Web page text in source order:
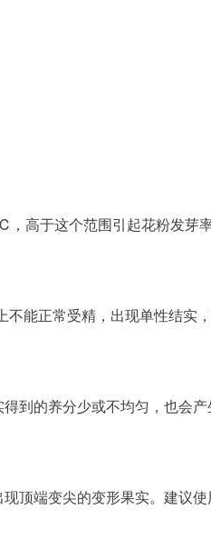
高于这个范围引起花粉发芽
能正常受精，出现单性结实
到的养分少或不均匀，也会产
现顶端变尖的变形果实。建议